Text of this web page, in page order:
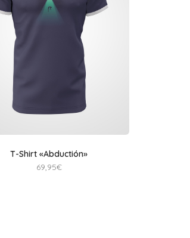
T-Shirt «Abductión»
69,95€